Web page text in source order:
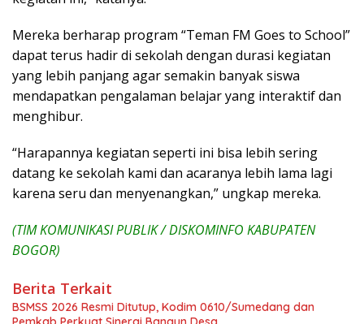
Mereka berharap program “Teman FM Goes to School”
dapat terus hadir di sekolah dengan durasi kegiatan
yang lebih panjang agar semakin banyak siswa
mendapatkan pengalaman belajar yang interaktif dan
menghibur.
“Harapannya kegiatan seperti ini bisa lebih sering
datang ke sekolah kami dan acaranya lebih lama lagi
karena seru dan menyenangkan,” ungkap mereka.
(TIM KOMUNIKASI PUBLIK / DISKOMINFO KABUPATEN
BOGOR)
Berita Terkait
BSMSS 2026 Resmi Ditutup, Kodim 0610/Sumedang dan